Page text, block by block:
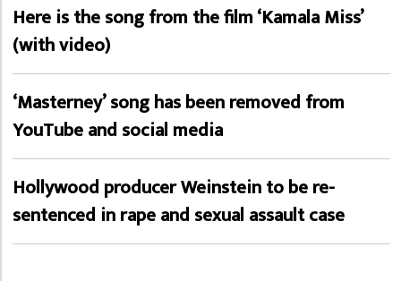
Here is the song from the film ‘Kamala Miss’
(with video)
‘Masterney’ song has been removed from
YouTube and social media
Hollywood producer Weinstein to be re-
sentenced in rape and sexual assault case